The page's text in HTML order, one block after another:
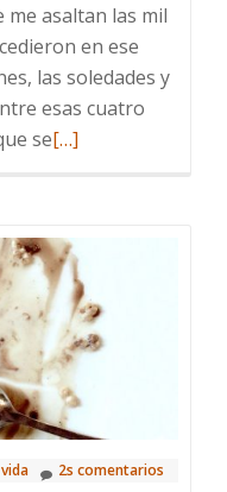
me asaltan las mil
en ese
las soledades y
esas cuatro
seLeer
Casa
Abandonada
[…]
2s comentarios